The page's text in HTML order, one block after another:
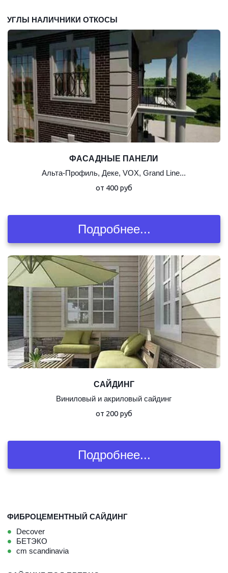
УГЛЫ НАЛИЧНИКИ ОТКОСЫ
ФАСАДНЫЕ ПАНЕЛИ
Альта-Профиль, Деке, VOX, Grand Line...
от 400 руб
Подробнее...
САЙДИНГ
Виниловый и акриловый сайдинг
от 200 руб
Подробнее...
ФИБРОЦЕМЕНТНЫЙ САЙДИНГ
Decover
БЕТЭКО
cm scandinavia